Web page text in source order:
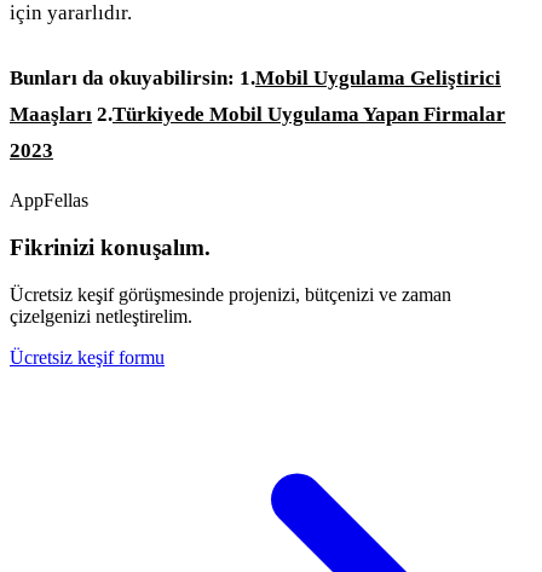
için yararlıdır.
Bunları da okuyabilirsin: 1.Mobil Uygulama Geliştirici
Maaşları 2.Türkiyede Mobil Uygulama Yapan Firmalar
2023
AppFellas
Fikrinizi konuşalım.
Ücretsiz keşif görüşmesinde projenizi, bütçenizi ve zaman
çizelgenizi netleştirelim.
Ücretsiz keşif formu